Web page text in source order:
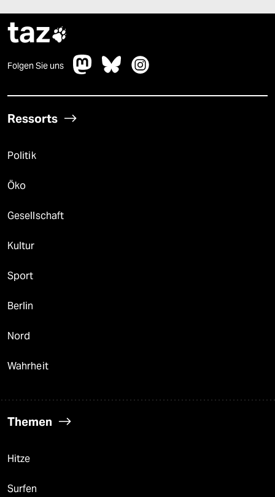
taz
Folgen Sie uns
Ressorts
Politik
Öko
Gesellschaft
Kultur
Sport
Berlin
Nord
Wahrheit
Themen
Hitze
Surfen